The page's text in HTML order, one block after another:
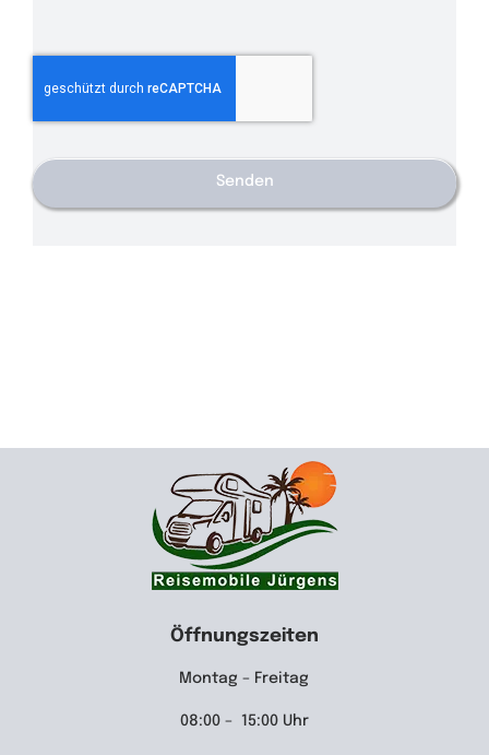
Senden
Öffnungszeiten
Montag – Freitag
08:00 – 15:00 Uhr